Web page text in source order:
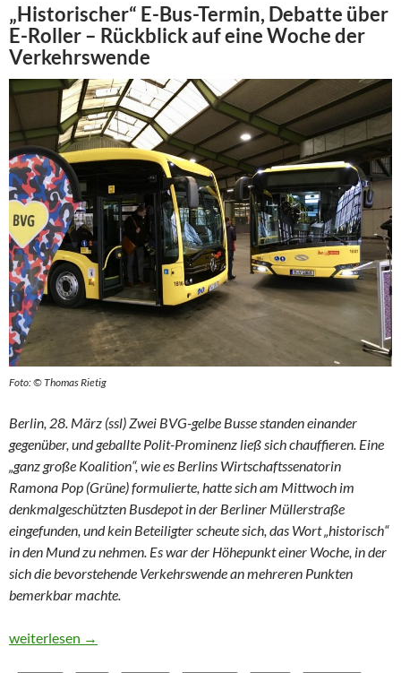
„Historischer“ E-Bus-Termin, Debatte über
E-Roller – Rückblick auf eine Woche der
Verkehrswende
Foto: © Thomas Rietig
Berlin, 28. März (ssl) Zwei BVG-gelbe Busse standen einander
gegenüber, und geballte Polit-Prominenz ließ sich chauffieren. Eine
„ganz große Koalition“, wie es Berlins Wirtschaftssenatorin
Ramona Pop (Grüne) formulierte, hatte sich am Mittwoch im
denkmalgeschützten Busdepot in der Berliner Müllerstraße
eingefunden, und kein Beteiligter scheute sich, das Wort „historisch“
in den Mund zu nehmen. Es war der Höhepunkt einer Woche, in der
sich die bevorstehende Verkehrswende an mehreren Punkten
bemerkbar machte.
Ein Selfie mit dem Abbiege-Assistenten
weiterlesen →